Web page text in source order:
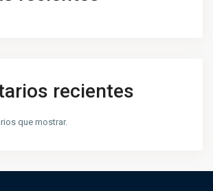
recientes
que mostrar.